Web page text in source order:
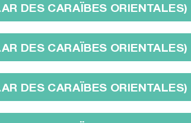
DES CARAÏBES ORIENTALES)
DES CARAÏBES ORIENTALES)
DES CARAÏBES ORIENTALES)